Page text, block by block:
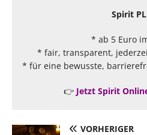
Spirit
* ab 5 Euro
* fair, transparent,
* für eine bewusste,
👉 Jetzt Spirit
VORHERIGER